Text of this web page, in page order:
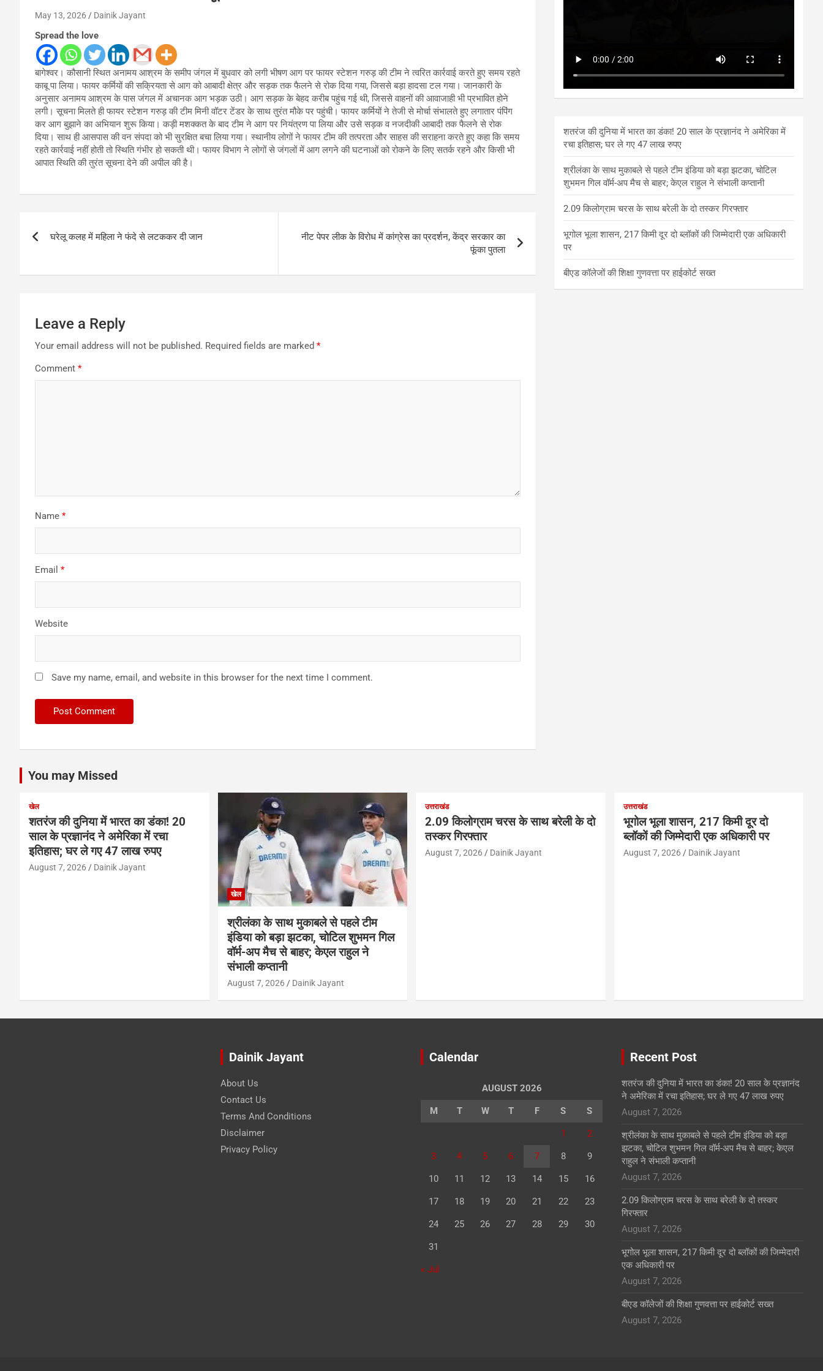
May 13, 2026 Dainik Jayant
Spread the love
बागेश्वर। कौसानी स्थित अनामय आश्रम के समीप जंगल में बुधवार को लगी भीषण आग पर फायर स्टेशन गरुड़ की टीम ने त्वरित कार्रवाई करते हुए समय रहते
काबू पा लिया। फायर कर्मियों की सक्रियता से आग को आबादी क्षेत्र और सड़क तक फैलने से रोक दिया गया, जिससे बड़ा हादसा टल गया। जानकारी के
अनुसार अनामय आश्रम के पास जंगल में अचानक आग भड़क उठी। आग सड़क के बेहद करीब पहुंच गई थी, जिससे वाहनों की आवाजाही भी प्रभावित होने
लगी। सूचना मिलते ही फायर स्टेशन गरुड़ की टीम मिनी वॉटर टेंडर के साथ तुरंत मौके पर पहुंची। फायर कर्मियों ने तेजी से मोर्चा संभालते हुए लगातार पंपिंग
कर आग बुझाने का अभियान शुरू किया। कड़ी मशक्कत के बाद टीम ने आग पर नियंत्रण पा लिया और उसे सड़क व नजदीकी आबादी तक फैलने से रोक
दिया। साथ ही आसपास की वन संपदा को भी सुरक्षित बचा लिया गया। स्थानीय लोगों ने फायर टीम की तत्परता और साहस की सराहना करते हुए कहा कि समय
रहते कार्रवाई नहीं होती तो स्थिति गंभीर हो सकती थी। फायर विभाग ने लोगों से जंगलों में आग लगने की घटनाओं को रोकने के लिए सतर्क रहने और किसी भी
आपात स्थिति की तुरंत सूचना देने की अपील की है।
navigation
घरेलू कलह में महिला ने फंदे से लटककर दी जान
नीट पेपर लीक के विरोध में कांग्रेस का प्रदर्शन, केंद्र सरकार का
फूंका पुतला
Leave a Reply
Your email address will not be published. Required fields are marked *
Comment *
Name *
Email *
Website
Save my name, email, and website in this browser for the next time I comment.
शतरंज की दुनिया में भारत का डंका! 20 साल के प्रज्ञानंद ने अमेरिका में
रचा इतिहास; घर ले गए 47 लाख रुपए
श्रीलंका के साथ मुकाबले से पहले टीम इंडिया को बड़ा झटका, चोटिल
शुभमन गिल वॉर्म-अप मैच से बाहर; केएल राहुल ने संभाली कप्तानी
2.09 किलोग्राम चरस के साथ बरेली के दो तस्कर गिरफ्तार
भूगोल भूला शासन, 217 किमी दूर दो ब्लॉकों की जिम्मेदारी एक अधिकारी
पर
बीएड कॉलेजों की शिक्षा गुणवत्ता पर हाईकोर्ट सख्त
You may Missed
खेल
शतरंज की दुनिया में भारत का डंका! 20
साल के प्रज्ञानंद ने अमेरिका में रचा
इतिहास; घर ले गए 47 लाख रुपए
August 7, 2026 Dainik Jayant
खेल
श्रीलंका के साथ मुकाबले से पहले टीम
इंडिया को बड़ा झटका, चोटिल शुभमन गिल
वॉर्म-अप मैच से बाहर; केएल राहुल ने
संभाली कप्तानी
August 7, 2026 Dainik Jayant
उत्तराखंड
2.09 किलोग्राम चरस के साथ बरेली के दो
तस्कर गिरफ्तार
August 7, 2026 Dainik Jayant
उत्तराखंड
भूगोल भूला शासन, 217 किमी दूर दो
ब्लॉकों की जिम्मेदारी एक अधिकारी पर
August 7, 2026 Dainik Jayant
Dainik Jayant
About Us
Contact Us
Terms And Conditions
Disclaimer
Privacy Policy
Calendar
AUGUST 2026
M T W T F S S
1 2
3 4 5 6 7 8 9
10 11 12 13 14 15 16
17 18 19 20 21 22 23
24 25 26 27 28 29 30
31
« Jul
Recent Post
शतरंज की दुनिया में भारत का डंका! 20 साल के प्रज्ञानंद
ने अमेरिका में रचा इतिहास; घर ले गए 47 लाख रुपए
August 7, 2026
श्रीलंका के साथ मुकाबले से पहले टीम इंडिया को बड़ा
झटका, चोटिल शुभमन गिल वॉर्म-अप मैच से बाहर; केएल
राहुल ने संभाली कप्तानी
August 7, 2026
2.09 किलोग्राम चरस के साथ बरेली के दो तस्कर
गिरफ्तार
August 7, 2026
भूगोल भूला शासन, 217 किमी दूर दो ब्लॉकों की जिम्मेदारी
एक अधिकारी पर
August 7, 2026
बीएड कॉलेजों की शिक्षा गुणवत्ता पर हाईकोर्ट सख्त
August 7, 2026